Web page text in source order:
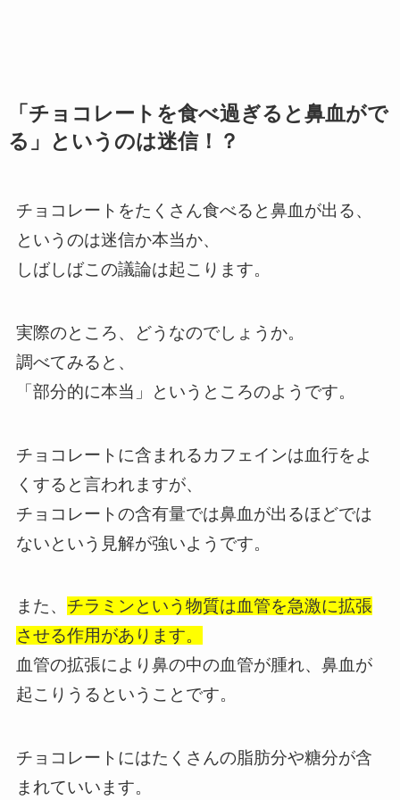
「チョコレートを食べ過ぎると鼻血がで
る」というのは迷信！？
チョコレートをたくさん食べると鼻血が出る、
というのは迷信か本当か、
しばしばこの議論は起こります。
実際のところ、どうなのでしょうか。
調べてみると、
「部分的に本当」というところのようです。
チョコレートに含まれるカフェインは血行をよ
くすると言われますが、
チョコレートの含有量では鼻血が出るほどでは
ないという見解が強いようです。
また、 チラミンという物質は血管を急激に拡張
させる作用があります。
血管の拡張により鼻の中の血管が腫れ、鼻血が
起こりうるということです。
チョコレートにはたくさんの脂肪分や糖分が含
まれていいます。